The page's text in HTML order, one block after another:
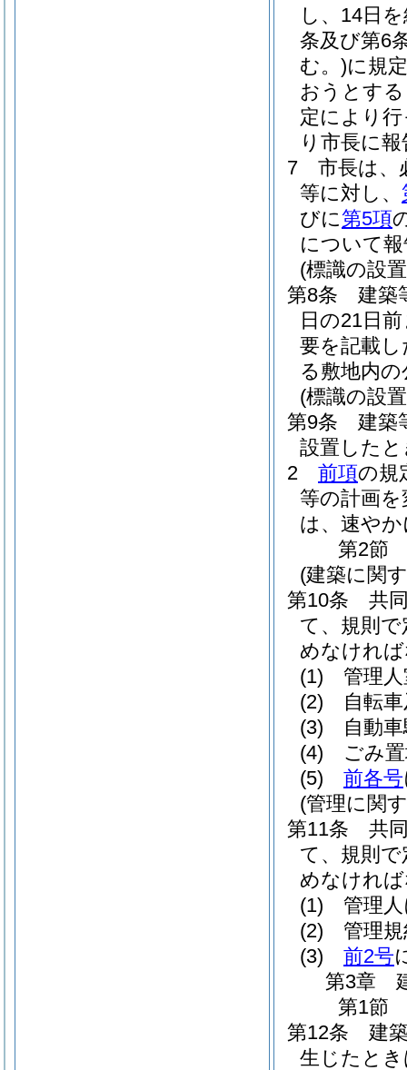
し、14日
条及び第6
む。)に規
おうとす
定により
り市長に
7
市長は、
等に対し、
びに第5項
について
(標識の設
第8条
建築
日の21日
要を記載
る敷地内
(標識の設
第9条
建築
設置した
2
前項の規
等の計画
は、速や
第2節
(建築に関
第10条
共
て、規則
めなけれ
(1)
管理
(2)
自転
(3)
自動
(4)
ごみ
(5)
前各号
(管理に関
第11条
共
て、規則
めなけれ
(1)
管理
(2)
管理
(3)
前2号
第3章
第1節
第12条
建
生じたと